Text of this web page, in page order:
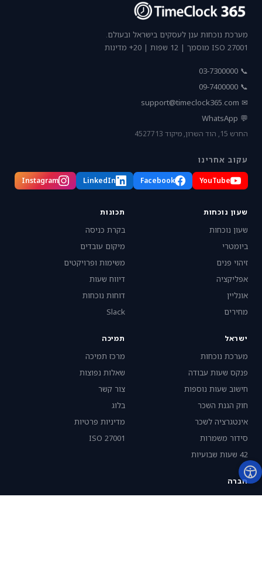
מערכת נוכחות ענן לעסקים בישראל ובעולם.
ISO 27001 מוסמך | 12 שפות | 20+ מדינות
📞 03-7300000
📞 09-7400000
✉
support@timeclock365.com
💬 WhatsApp
החרש 15, הוד השרון, מיקוד 4527713
עקוב אחרינו
YouTube
Facebook
LinkedIn
Instagram
שעון נוכחות
שעון נוכחות
ביומטרי
זיהוי פנים
אפליקציה
אונליין
מחירים
תכונות
בקרת כניסה
מיקום עובדים
משימות ופרויקטים
דיווח שעות
דוחות נוכחות
Slack
ישראל
מערכת נוכחות
פנקס שעות עבודה
חישוב שעות נוספות
חוק הגנת השכר
אינטגרציה לשכר
סידור משמרות
42 שעות שבועיות
תמיכה
מרכז תמיכה
שאלות נפוצות
צור קשר
בלוג
מדיניות פרטיות
ISO 27001
חברה
אודות